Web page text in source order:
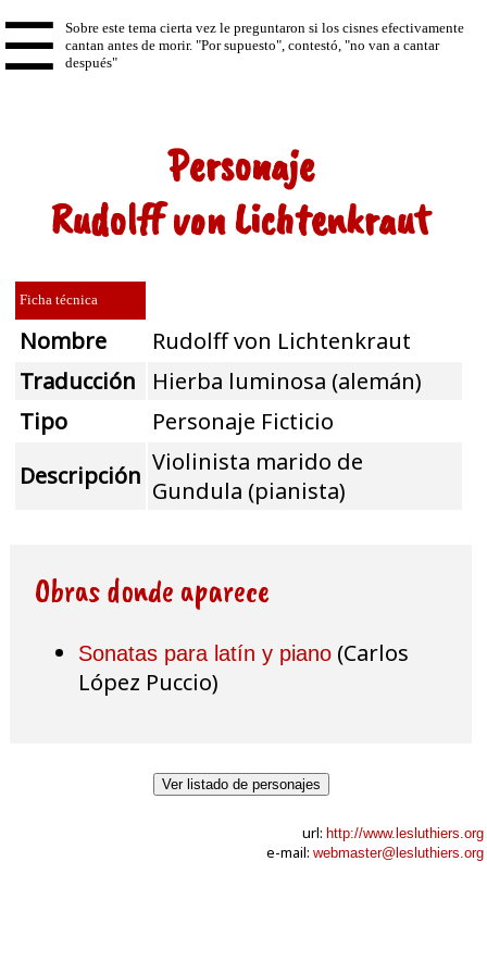
☰
Personaje
Rudolff von Lichtenkraut
Ficha técnica
Nombre
Rudolff von Lichtenkraut
Traducción
Hierba luminosa (alemán)
Tipo
Personaje Ficticio
Descripción Violinista marido de
Gundula (pianista)
Obras donde aparece
Sonatas para latín y piano (Carlos
López Puccio)
Ver listado de personajes
url: http://www.lesluthiers.org
e-mail: webmaster@lesluthiers.org